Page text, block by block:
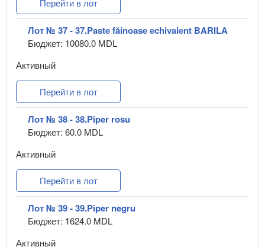
Перейти в лот
Лот № 37 - 37.Paste făinoase echivalent BARILA
Бюджет: 10080.0 MDL
Активный
Перейти в лот
Лот № 38 - 38.Piper rosu
Бюджет: 60.0 MDL
Активный
Перейти в лот
Лот № 39 - 39.Piper negru
Бюджет: 1624.0 MDL
Активный